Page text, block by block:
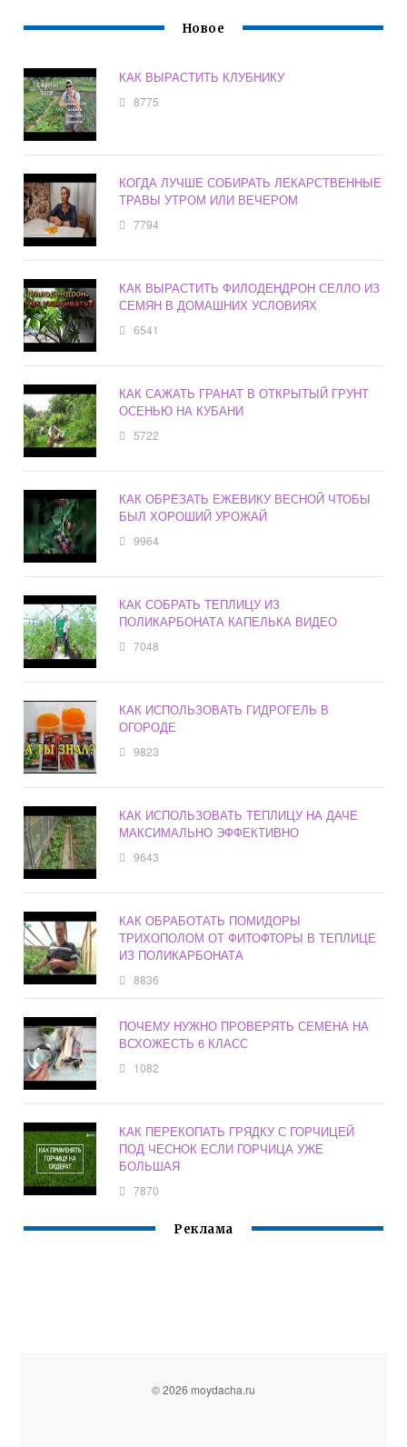
Новое
КАК ВЫРАСТИТЬ КЛУБНИКУ
8775
КОГДА ЛУЧШЕ СОБИРАТЬ ЛЕКАРСТВЕННЫЕ
ТРАВЫ УТРОМ ИЛИ ВЕЧЕРОМ
7794
КАК ВЫРАСТИТЬ ФИЛОДЕНДРОН СЕЛЛО ИЗ
СЕМЯН В ДОМАШНИХ УСЛОВИЯХ
6541
КАК САЖАТЬ ГРАНАТ В ОТКРЫТЫЙ ГРУНТ
ОСЕНЬЮ НА КУБАНИ
5722
КАК ОБРЕЗАТЬ ЕЖЕВИКУ ВЕСНОЙ ЧТОБЫ
БЫЛ ХОРОШИЙ УРОЖАЙ
9964
КАК СОБРАТЬ ТЕПЛИЦУ ИЗ
ПОЛИКАРБОНАТА КАПЕЛЬКА ВИДЕО
7048
КАК ИСПОЛЬЗОВАТЬ ГИДРОГЕЛЬ В
ОГОРОДЕ
9823
КАК ИСПОЛЬЗОВАТЬ ТЕПЛИЦУ НА ДАЧЕ
МАКСИМАЛЬНО ЭФФЕКТИВНО
9643
КАК ОБРАБОТАТЬ ПОМИДОРЫ
ТРИХОПОЛОМ ОТ ФИТОФТОРЫ В ТЕПЛИЦЕ
ИЗ ПОЛИКАРБОНАТА
8836
ПОЧЕМУ НУЖНО ПРОВЕРЯТЬ СЕМЕНА НА
ВСХОЖЕСТЬ 6 КЛАСС
1082
КАК ПЕРЕКОПАТЬ ГРЯДКУ С ГОРЧИЦЕЙ
ПОД ЧЕСНОК ЕСЛИ ГОРЧИЦА УЖЕ
БОЛЬШАЯ
7870
Реклама
© 2026 moydacha.ru